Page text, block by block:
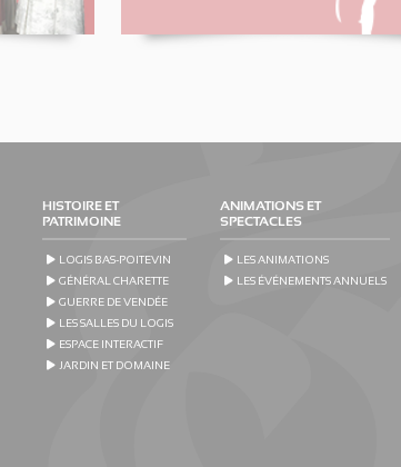
HISTOIRE ET
PATRIMOINE
LOGIS BAS-POITEVIN
GÉNÉRAL CHARETTE
GUERRE DE VENDÉE
LES SALLES DU LOGIS
ESPACE INTERACTIF
JARDIN ET DOMAINE
ANIMATIONS ET
SPECTACLES
LES ANIMATIONS
LES ÉVÉNEMENTS ANNUELS